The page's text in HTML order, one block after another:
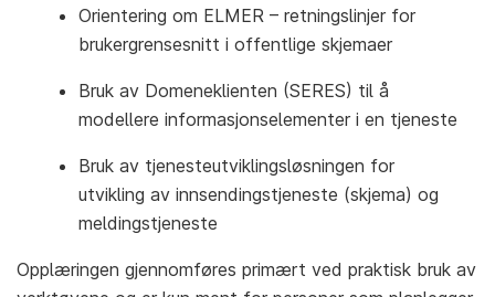
Orientering om ELMER – retningslinjer for
brukergrensesnitt i offentlige skjemaer
Bruk av Domeneklienten (SERES) til å
modellere informasjonselementer i en tjeneste
Bruk av tjenesteutviklingsløsningen for
utvikling av innsendingstjeneste (skjema) og
meldingstjeneste
Opplæringen gjennomføres primært ved praktisk bruk av